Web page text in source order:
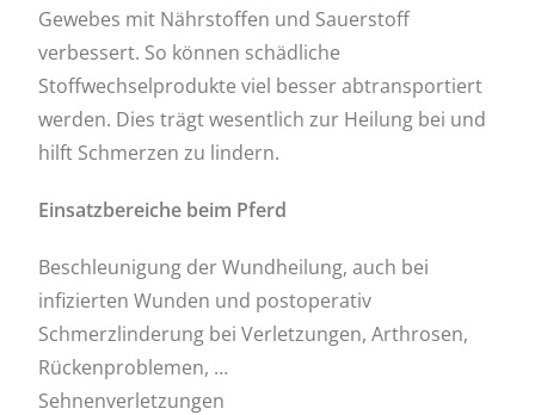
Gewebes mit Nährstoffen und Sauerstoff
verbessert. So können schädliche
Stoffwechselprodukte viel besser abtransportiert
werden. Dies trägt wesentlich zur Heilung bei und
hilft Schmerzen zu lindern.
Einsatzbereiche beim Pferd
Beschleunigung der Wundheilung, auch bei
infizierten Wunden und postoperativ
Schmerzlinderung bei Verletzungen, Arthrosen,
Rückenproblemen, …
Sehnenverletzungen